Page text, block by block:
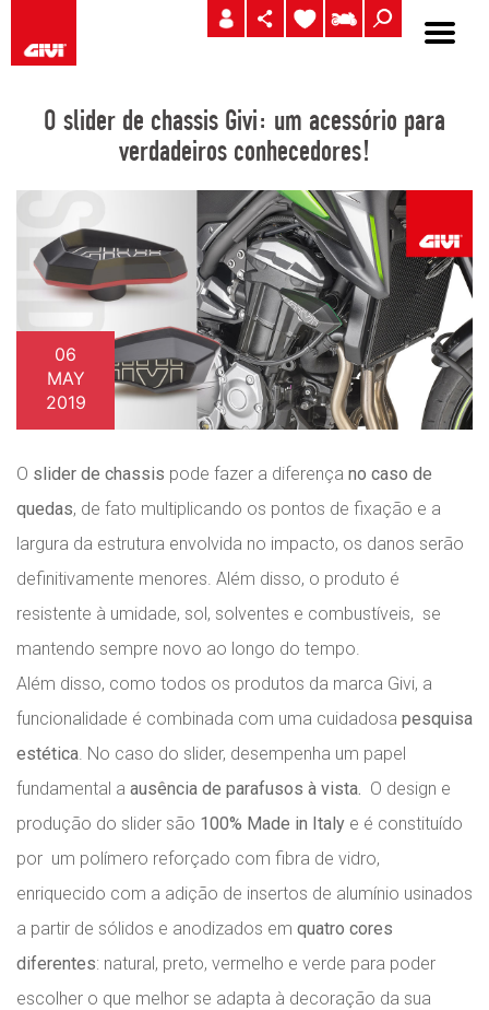
O slider de chassis Givi: um acessório para
verdadeiros conhecedores!
06
MAY
2019
O slider de chassis pode fazer a diferença no caso de
quedas, de fato multiplicando os pontos de fixação e a
largura da estrutura envolvida no impacto, os danos serão
definitivamente menores. Além disso, o produto é
resistente à umidade, sol, solventes e combustíveis, se
mantendo sempre novo ao longo do tempo.
Além disso, como todos os produtos da marca Givi, a
funcionalidade é combinada com uma cuidadosa pesquisa
estética . No caso do slider, desempenha um papel
fundamental a ausência de parafusos à vista.
O design e
produção do slider são 100% Made in Italy e é constituído
por um polímero reforçado com fibra de vidro,
enriquecido com a adição de insertos de alumínio usinados
a partir de sólidos e anodizados em quatro cores
diferentes: natural, preto, vermelho e verde para poder
escolher o que melhor se adapta à decoração da sua